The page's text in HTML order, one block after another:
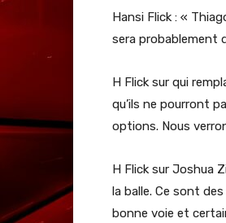
Hansi Flick : «
sera probablement
H Flick sur qui
qu’ils ne pourront
options. Nous
H Flick sur Joshua
la balle. Ce sont
bonne voie et